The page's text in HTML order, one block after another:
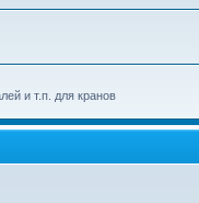
и т.п. для кранов